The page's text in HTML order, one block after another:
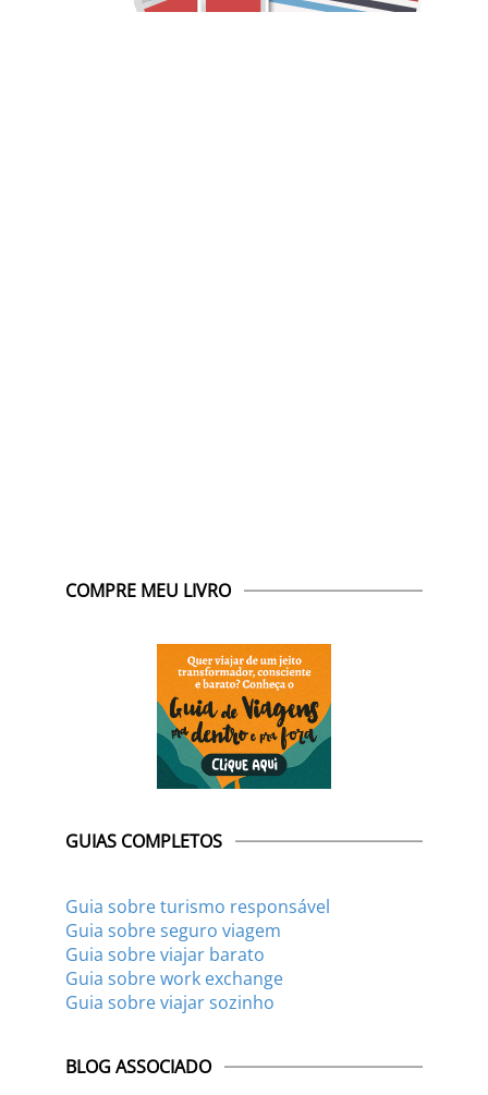
COMPRE MEU LIVRO
GUIAS COMPLETOS
Guia sobre turismo responsável
Guia sobre seguro viagem
Guia sobre viajar barato
Guia sobre work exchange
Guia sobre viajar sozinho
BLOG ASSOCIADO